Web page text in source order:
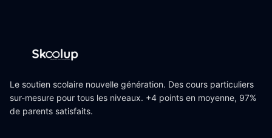
Le soutien scolaire nouvelle génération. Des cours particuliers
sur-mesure pour tous les niveaux. +4 points en moyenne, 97%
de parents satisfaits.